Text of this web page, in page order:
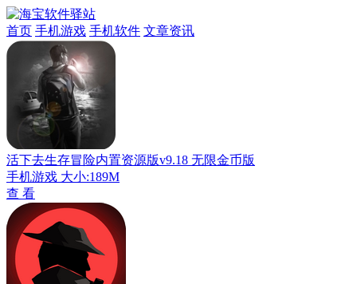
首页 手机游戏 手机软件 文章资讯
活下去生存冒险内置资源版v9.18 无限金币版
手机游戏 大小:189M
查 看